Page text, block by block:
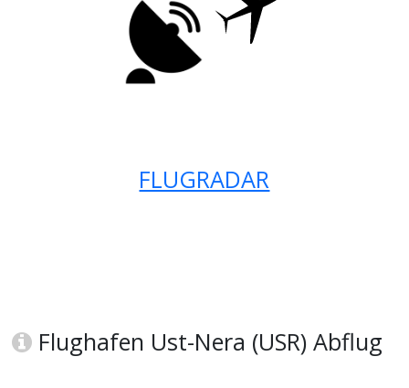
FLUGRADAR
Flughafen Ust-Nera (USR) Abflug